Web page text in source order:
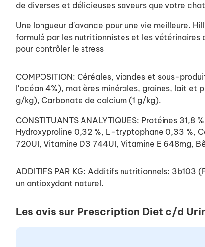
de diverses et délicieuses saveurs que votre
Une longueur d'avance pour une vie meilleure.
formulé par les nutritionnistes et les vétérinaires
pour contrôler le stress
COMPOSITION: Céréales, viandes et sous-
l'océan 4%), matières minérales, graines, lait et
g/kg), Carbonate de calcium (1 g/kg).
CONSTITUANTS ANALYTIQUES: Protéines
Hydroxyproline 0,32 %, L-tryptophane 0,33 %,
720UI, Vitamine D3 744UI, Vitamine E 648mg,
ADDITIFS PAR KG: Additifs nutritionnels:
un antioxydant naturel.
Les avis sur Prescription Diet c/d